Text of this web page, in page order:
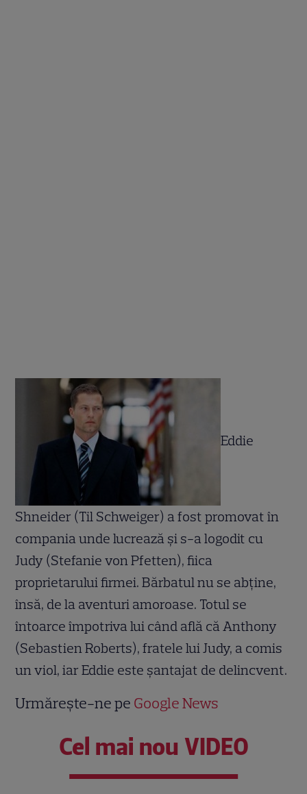
Eddie
Shneider (Til Schweiger) a fost promovat în
compania unde lucrează şi s-a logodit cu
Judy (Stefanie von Pfetten), fiica
proprietarului firmei. Bărbatul nu se abţine,
însă, de la aventuri amoroase. Totul se
întoarce împotriva lui când află că Anthony
(Sebastien Roberts), fratele lui Judy, a comis
un viol, iar Eddie este şantajat de delincvent.
Urmărește-ne pe Google News
Cel mai nou VIDEO